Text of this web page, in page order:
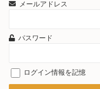
メールアドレス
パスワード
ログイン情報を記憶